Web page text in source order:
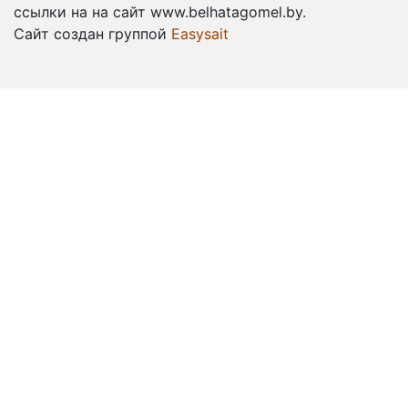
ссылки на на сайт www.belhatagomel.by.
Сайт создан группой Easysait